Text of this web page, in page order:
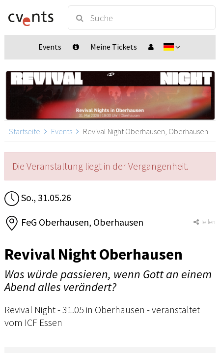
Events Meine Tickets
Startseite Events Revival Night Oberhausen, Oberhausen
Die Veranstaltung liegt in der Vergangenheit.
So., 31.05.26
FeG Oberhausen, Oberhausen Teilen
Revival Night Oberhausen
Was würde passieren, wenn Gott an einem
Abend alles verändert?
Revival Night - 31.05 in Oberhausen - veranstaltet
vom ICF Essen